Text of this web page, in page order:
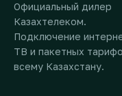
Официальный дилер
Казахтелеком.
Подключение
ТВ и пакетных
всему Казахстану.